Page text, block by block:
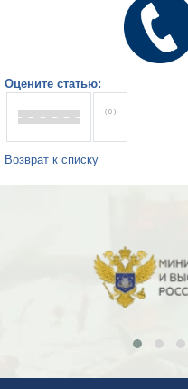
Оцените статью:
( 0 )
Возврат к списку